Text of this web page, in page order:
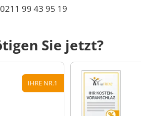
0211 99 43 95 19
Sie jetzt?
IHRE NR.1